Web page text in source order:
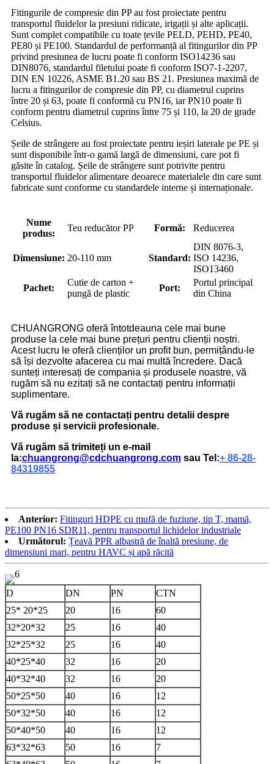
Fitingurile de compresie din PP au fost proiectate pentru
transportul fluidelor la presiuni ridicate, irigații și alte aplicații.
Sunt complet compatibile cu toate țevile PELD, PEHD, PE40,
PE80 și PE100. Standardul de performanță al fitingurilor din PP
privind presiunea de lucru poate fi conform ISO14236 sau
DIN8076, standardul filetului poate fi conform ISO7-1-2207,
DIN EN 10226, ASME B1.20 sau BS 21. Presiunea maximă de
lucru a fitingurilor de compresie din PP, cu diametrul cuprins
între 20 și 63, poate fi conformă cu PN16, iar PN10 poate fi
conform pentru diametrul cuprins între 75 și 110, la 20 de grade
Celsius.
Șeile de strângere au fost proiectate pentru ieșiri laterale pe PE și
sunt disponibile într-o gamă largă de dimensiuni, care pot fi
găsite în catalog. Șeile de strângere sunt potrivite pentru
transportul fluidelor alimentare deoarece materialele din care sunt
fabricate sunt conforme cu standardele interne și internaționale.
Nume
produs:
Teu reducător PP Formă: Reducerea
Dimensiune: 20-110 mm Standard:
DIN 8076-3,
ISO 14236,
ISO13460
Pachet:
Cutie de carton +
pungă de plastic
Port:
Portul principal
din China
CHUANGRONG oferă întotdeauna cele mai bune
produse la cele mai bune prețuri pentru clienții noștri.
Acest lucru le oferă clienților un profit bun, permițându-le
să își dezvolte afacerea cu mai multă încredere. Dacă
sunteți interesați de compania și produsele noastre, vă
rugăm să nu ezitați să ne contactați pentru informații
suplimentare.
Vă rugăm să ne contactați pentru detalii despre
produse și servicii profesionale.
Vă rugăm să trimiteți un e-mail
la:chuangrong@cdchuangrong.com sau Tel:+ 86-28-
84319855
Anterior: Fitinguri HDPE cu mufă de fuziune, tip T, mamă,
PE100 PN16 SDR11, pentru transportul lichidelor industriale
Următorul: Țeavă PPR albastră de înaltă presiune, de
dimensiuni mari, pentru HAVC și apă răcită
D DN PN
CTN
25* 20*25
20 16
60
32*20*32
25 16
40
32*25*32
25 16
40
40*25*40
32 16
20
40*32*40
32 16
20
50*25*50
40 16
12
50*32*50
40 16
12
50*40*50
40 16
12
63*32*63
50 16
7